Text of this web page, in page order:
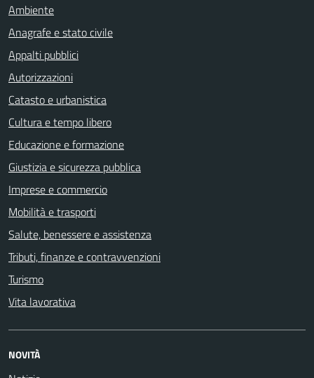
Ambiente
Anagrafe e stato civile
Appalti pubblici
Autorizzazioni
Catasto e urbanistica
Cultura e tempo libero
Educazione e formazione
Giustizia e sicurezza pubblica
Imprese e commercio
Mobilità e trasporti
Salute, benessere e assistenza
Tributi, finanze e contravvenzioni
Turismo
Vita lavorativa
NOVITÀ